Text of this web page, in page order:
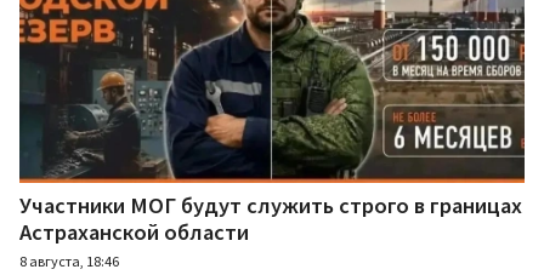
Участники МОГ будут служить строго в границах
Астраханской области
8 августа, 18:46